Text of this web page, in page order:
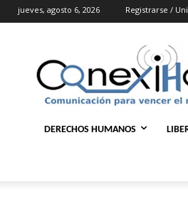
jueves, agosto 6, 2026 Registrarse /
DERECHOS HUMANOS